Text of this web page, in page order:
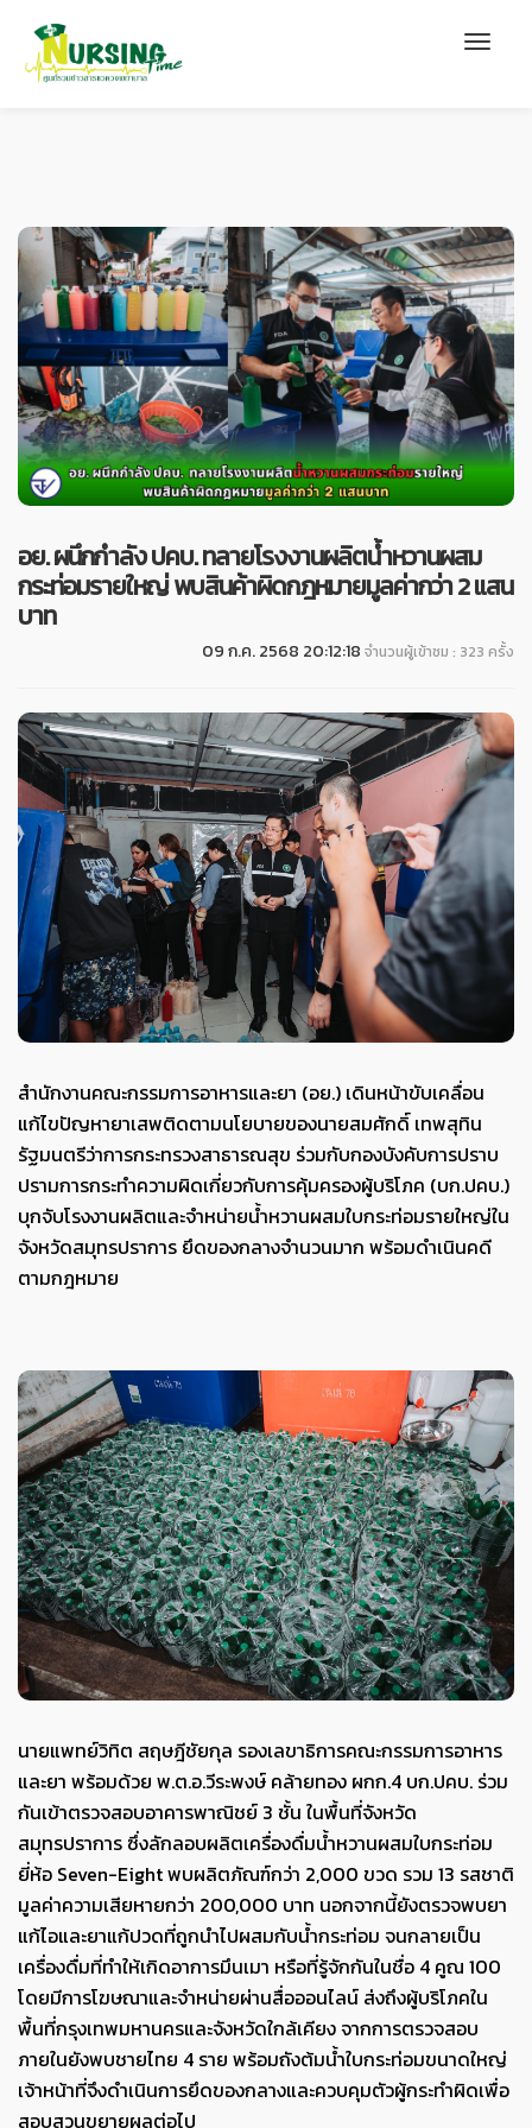
อย. ผนึกกำลัง ปคบ. ทลายโรงงานผลิตน้ำหวานผสม
กระท่อมรายใหญ่ พบสินค้าผิดกฎหมายมูลค่ากว่า 2 แสน
บาท
09 ก.ค. 2568 20:12:18 จำนวนผู้เข้าชม : 323 ครั้ง
สำนักงานคณะกรรมการอาหารและยา (อย.) เดินหน้าขับเคลื่อน
แก้ไขปัญหายาเสพติดตามนโยบายของนายสมศักดิ์ เทพสุทิน
รัฐมนตรีว่าการกระทรวงสาธารณสุข ร่วมกับกองบังคับการปราบ
ปรามการกระทำความผิดเกี่ยวกับการคุ้มครองผู้บริโภค (บก.ปคบ.)
บุกจับโรงงานผลิตและจำหน่ายน้ำหวานผสมใบกระท่อมรายใหญ่ใน
จังหวัดสมุทรปราการ ยึดของกลางจำนวนมาก พร้อมดำเนินคดี
ตามกฎหมาย
นายแพทย์วิทิต สฤษฎีชัยกุล รองเลขาธิการคณะกรรมการอาหาร
และยา พร้อมด้วย พ.ต.อ.วีระพงษ์ คล้ายทอง ผกก.4 บก.ปคบ. ร่วม
กันเข้าตรวจสอบอาคารพาณิชย์ 3 ชั้น ในพื้นที่จังหวัด
สมุทรปราการ ซึ่งลักลอบผลิตเครื่องดื่มน้ำหวานผสมใบกระท่อม
ยี่ห้อ Seven-Eight พบผลิตภัณฑ์กว่า 2,000 ขวด รวม 13 รสชาติ
มูลค่าความเสียหายกว่า 200,000 บาท นอกจากนี้ยังตรวจพบยา
แก้ไอและยาแก้ปวดที่ถูกนำไปผสมกับน้ำกระท่อม จนกลายเป็น
เครื่องดื่มที่ทำให้เกิดอาการมึนเมา หรือที่รู้จักกันในชื่อ 4 คูณ 100
โดยมีการโฆษณาและจำหน่ายผ่านสื่อออนไลน์ ส่งถึงผู้บริโภคใน
พื้นที่กรุงเทพมหานครและจังหวัดใกล้เคียง จากการตรวจสอบ
ภายในยังพบชายไทย 4 ราย พร้อมถังต้มน้ำใบกระท่อมขนาดใหญ่
เจ้าหน้าที่จึงดำเนินการยึดของกลางและควบคุมตัวผู้กระทำผิดเพื่อ
สอบสวนขยายผลต่อไป